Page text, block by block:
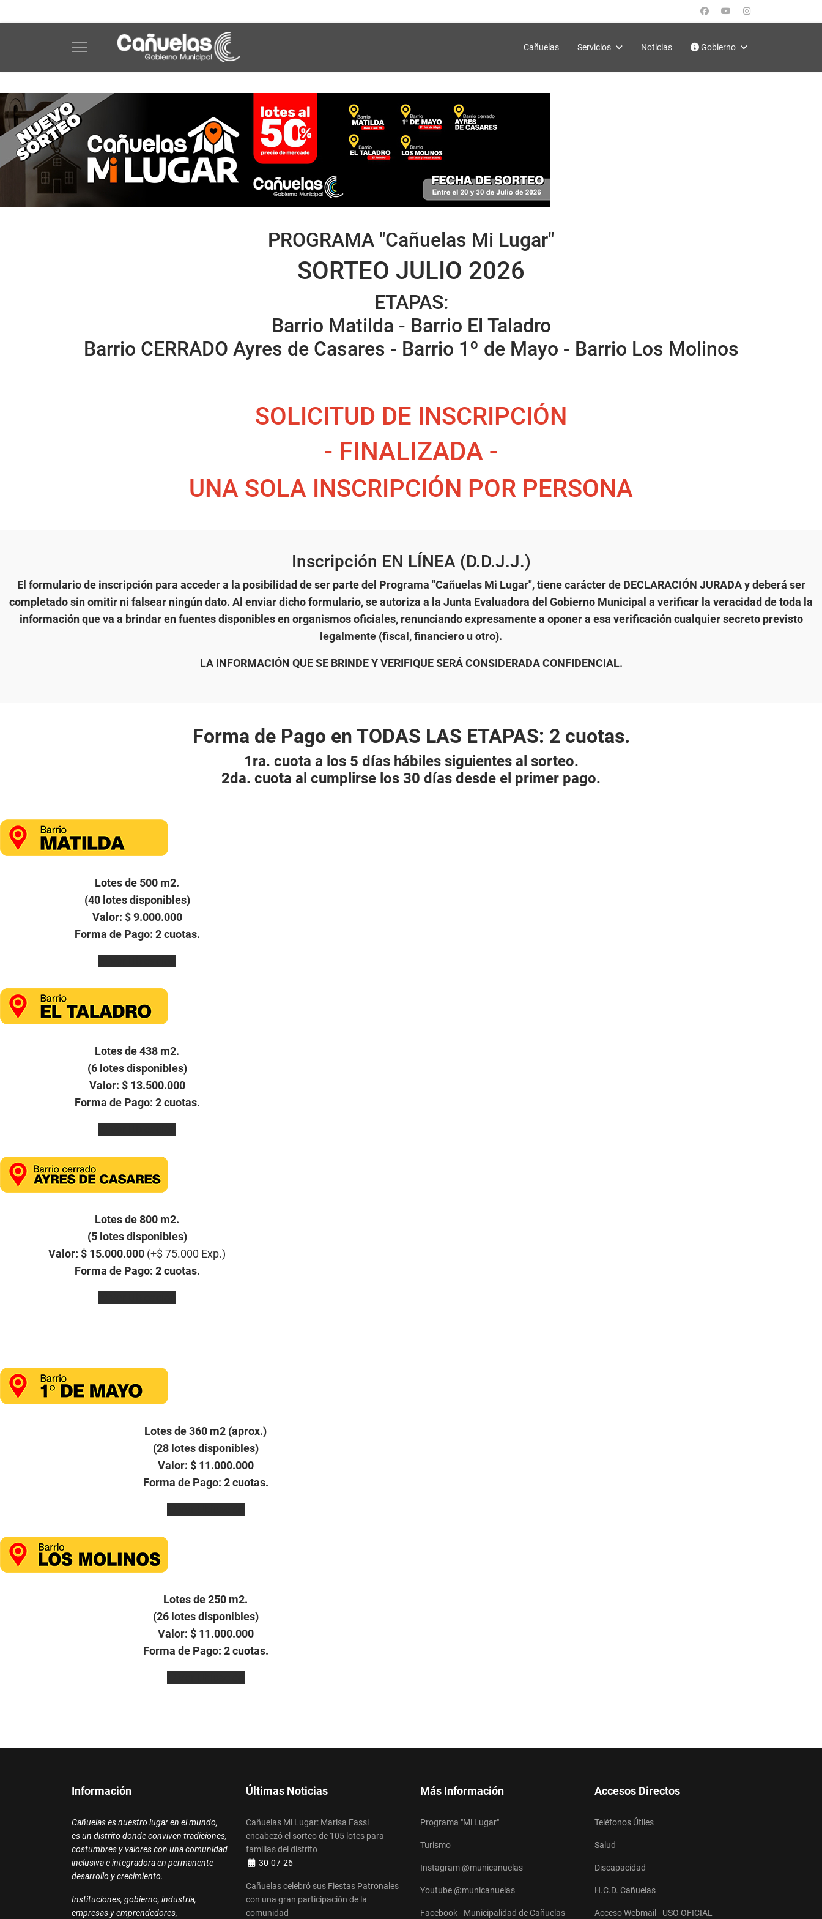
Cañuelas Servicios Noticias Gobierno
PROGRAMA "Cañuelas Mi Lugar"
SORTEO JULIO 2026
ETAPAS:
Barrio Matilda - Barrio El Taladro
Barrio CERRADO Ayres de Casares - Barrio 1º de Mayo - Barrio Los Molinos
SOLICITUD DE INSCRIPCIÓN
- FINALIZADA -
UNA SOLA INSCRIPCIÓN POR PERSONA
Inscripción EN LÍNEA (D.D.J.J.)
El formulario de inscripción para acceder a la posibilidad de ser parte del Programa "Cañuelas Mi Lugar", tiene carácter de DECLARACIÓN JURADA y deberá ser
completado sin omitir ni falsear ningún dato. Al enviar dicho formulario, se autoriza a la Junta Evaluadora del Gobierno Municipal a verificar la veracidad de toda la
información que va a brindar en fuentes disponibles en organismos oficiales, renunciando expresamente a oponer a esa verificación cualquier secreto previsto
legalmente (fiscal, financiero u otro).
LA INFORMACIÓN QUE SE BRINDE Y VERIFIQUE SERÁ CONSIDERADA CONFIDENCIAL.
Forma de Pago en TODAS LAS ETAPAS: 2 cuotas.
1ra. cuota a los 5 días hábiles siguientes al sorteo.
2da. cuota al cumplirse los 30 días desde el primer pago.
Lotes de 500 m2.
(40 lotes disponibles)
Valor: $ 9.000.000
Forma de Pago: 2 cuotas.
Lotes de 438 m2.
(6 lotes disponibles)
Valor: $ 13.500.000
Forma de Pago: 2 cuotas.
Lotes de 800 m2.
(5 lotes disponibles)
Valor: $ 15.000.000 (+$ 75.000 Exp.)
Forma de Pago: 2 cuotas.
Lotes de 360 m2 (aprox.)
(28 lotes disponibles)
Valor: $ 11.000.000
Forma de Pago: 2 cuotas.
Lotes de 250 m2.
(26 lotes disponibles)
Valor: $ 11.000.000
Forma de Pago: 2 cuotas.
Información
Cañuelas es nuestro lugar en el mundo,
es un distrito donde conviven tradiciones,
costumbres y valores con una comunidad
inclusiva e integradora en permanente
desarrollo y crecimiento.
Instituciones, gobierno, industria,
empresas y emprendedores,
Últimas Noticias
Cañuelas Mi Lugar: Marisa Fassi
encabezó el sorteo de 105 lotes para
familias del distrito
Detalles
30-07-26
Cañuelas celebró sus Fiestas Patronales
con una gran participación de la
comunidad
Más Información
Programa "Mi Lugar"
Turismo
Instagram @municanuelas
Youtube @municanuelas
Facebook - Municipalidad de Cañuelas
Accesos Directos
Teléfonos Útiles
Salud
Discapacidad
H.C.D. Cañuelas
Acceso Webmail - USO OFICIAL